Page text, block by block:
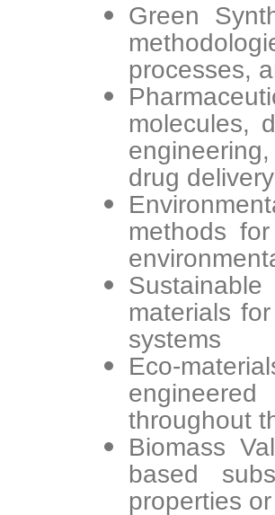
Green
processes,
molecules,
drug delivery
methods
materials
systems
Eco-
throughout
Biomass
based
properties